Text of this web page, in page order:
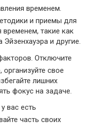
временем.
и приемы для
временем, такие как
и другие.
Отключите
свое
лишних
фокус на задаче.
вас есть
часть своих